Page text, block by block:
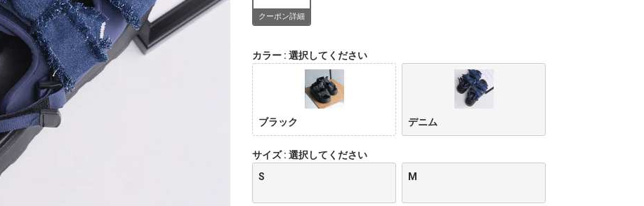
クーポン詳細
カラー 選択してください
ブラック デニム
サイズ
選択してください
S
M